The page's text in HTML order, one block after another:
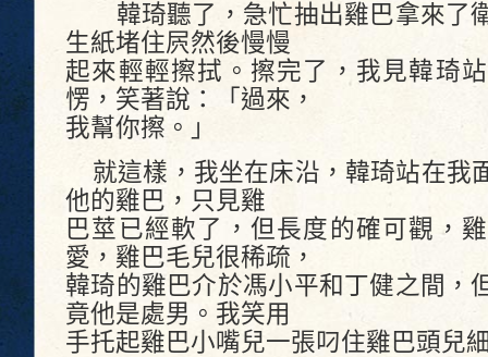
韓琦聽了，急忙抽出雞巴拿來了
生紙堵住屄然後慢慢
起來輕輕擦拭。擦完了，我見韓琦
愣，笑著說：「過來，
我幫你擦。」
就這樣，我坐在床沿，韓琦站在我
他的雞巴，只見雞
巴莖已經軟了，但長度的確可觀，
愛，雞巴毛兒很稀疏，
韓琦的雞巴介於馮小平和丁健之間，
竟他是處男。我笑用
手托起雞巴小嘴兒一張叼住雞巴頭兒